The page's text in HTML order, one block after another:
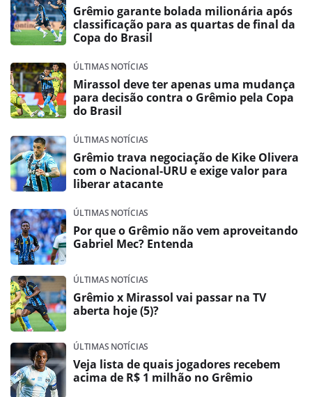
Grêmio garante bolada milionária após
classificação para as quartas de final da
Copa do Brasil
ÚLTIMAS NOTÍCIAS
Mirassol deve ter apenas uma mudança
para decisão contra o Grêmio pela Copa
do Brasil
ÚLTIMAS NOTÍCIAS
Grêmio trava negociação de Kike Olivera
com o Nacional-URU e exige valor para
liberar atacante
ÚLTIMAS NOTÍCIAS
Por que o Grêmio não vem aproveitando
Gabriel Mec? Entenda
ÚLTIMAS NOTÍCIAS
Grêmio x Mirassol vai passar na TV
aberta hoje (5)?
ÚLTIMAS NOTÍCIAS
Veja lista de quais jogadores recebem
acima de R$ 1 milhão no Grêmio